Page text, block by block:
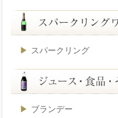
スパークリング
ブランデー